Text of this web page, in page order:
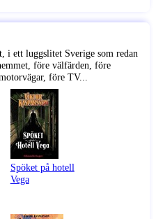
i ett luggslitet Sverige som redan
före välfärden, före
före TV...
Spöket på hotell
Vega